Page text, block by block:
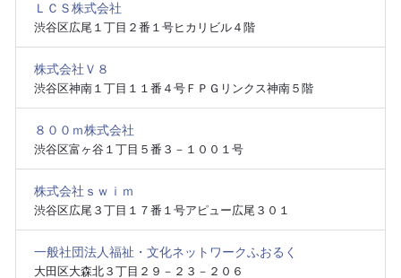
ＬＣＳ株式会社
渋谷区広尾１丁目２番１号ヒカリビル４階
株式会社Ｖ８
渋谷区神南１丁目１１番４号ＦＰＧリンクス神南５階
８００ｍ株式会社
渋谷区富ヶ谷１丁目５番３－１００１号
株式会社ｓｗｉｍ
渋谷区広尾３丁目１７番１号アピュー広尾３０１
一般社団法人福祉・文化ネットワークふおるく
大田区大森北３丁目２９－２３－２０６